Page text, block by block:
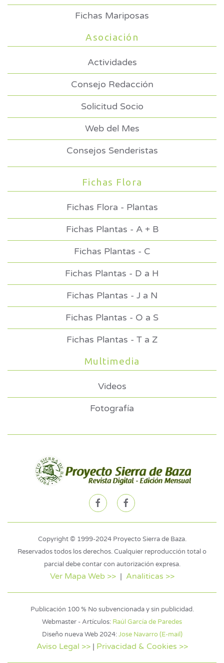
Fichas Mariposas
Asociación
Actividades
Consejo Redacción
Solicitud Socio
Web del Mes
Consejos Senderistas
Fichas Flora
Fichas Flora - Plantas
Fichas Plantas - A + B
Fichas Plantas - C
Fichas Plantas - D a H
Fichas Plantas - J a N
Fichas Plantas - O a S
Fichas Plantas - T a Z
Multimedia
Videos
Fotografía
Copyright © 1999-2024 Proyecto Sierra de Baza.
Reservados todos los derechos. Cualquier reproducción total o
parcial debe contar con autorización expresa.
Ver Mapa Web >>| Analiticas >>
Publicación 100 % No subvencionada y sin publicidad.
Webmaster - Artículos: Raúl García de Paredes
Diseño nueva Web 2024:Jose Navarro (E-mail)
Aviso Legal >>| Privacidad & Cookies >>